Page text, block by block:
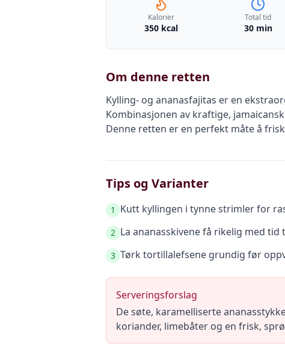
Kalorier
350 kcal
Total tid
30 min
Om denne retten
Kylling- og ananasfajitas er en
Kombinasjonen av kraftige,
Denne retten er en perfekt måte å
Tips og Varianter
1 Kutt kyllingen i tynne strimler for
2 La ananasskivene få rikelig med
3 Tørk tortillalefsene grundig før
Serveringsforslag
De søte, karamelliserte
koriander, limebåter og en frisk,